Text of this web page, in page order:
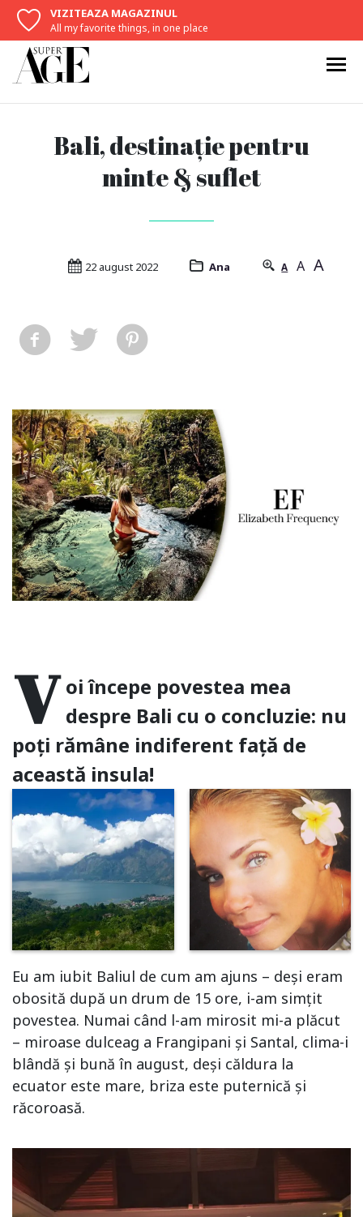
VIZITEAZA MAGAZINUL
All my favorite things, in one place
Bali, destinație pentru
minte & suflet
22 august 2022 Ana A A A
V oi începe povestea mea
despre Bali cu o concluzie: nu
poți rămâne indiferent față de
această insula!
Eu am iubit Baliul de cum am ajuns – deși eram
obosită după un drum de 15 ore, i-am simțit
povestea. Numai când l-am mirosit mi-a plăcut
– miroase dulceag a Frangipani și Santal, clima-i
blândă și bună în august, deși căldura la
ecuator este mare, briza este puternică și
răcoroasă.